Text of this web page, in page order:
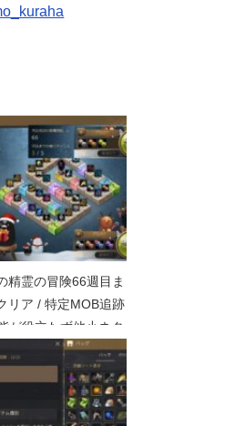
精霊の冒険66週目ま
リア / 特定MOB追跡
が役立たず他小ネタ
黒い砂漠Part3482】